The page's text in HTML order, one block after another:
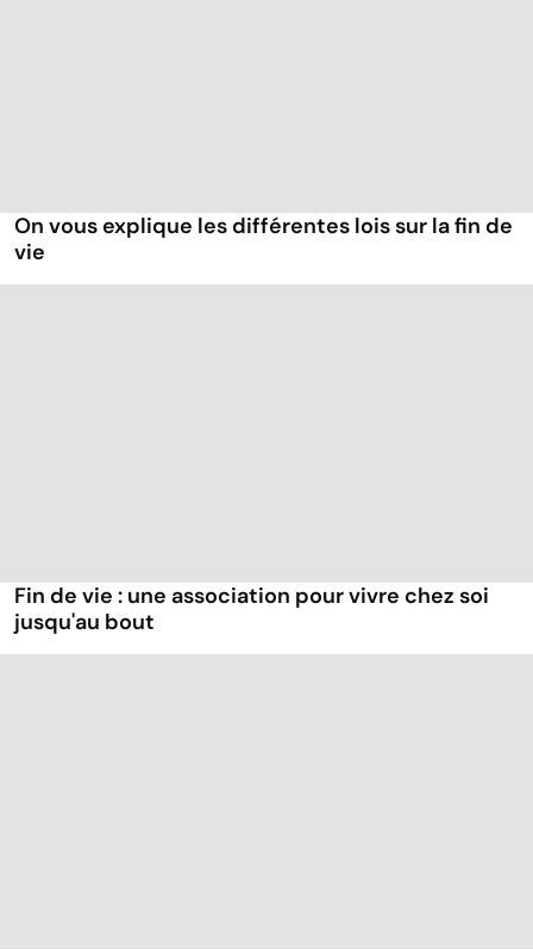
On vous explique les différentes lois sur la fin de
vie
Fin de vie : une association pour vivre chez soi
jusqu'au bout